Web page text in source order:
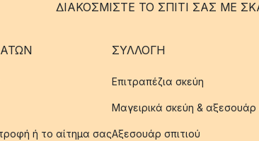
ΔΙΑΚΟΣΜΙΣΤΕ ΤΟ ΣΠΙΤΙ ΣΑΣ ΜΕ
ή το αίτημα σας
ΣΥΛΛΟΓΉ
Επιτραπέζια σκεύη
Μαγειρικά σκεύη & αξεσουάρ
Αξεσουάρ σπιτιού